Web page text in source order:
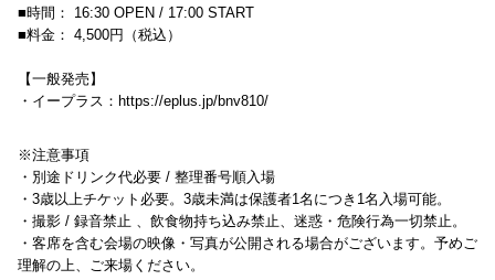
■時間： 16:30 OPEN / 17:00 START
■料金： 4,500円（税込）
【一般発売】
・イープラス：https://eplus.jp/bnv810/
※注意事項
・別途ドリンク代必要 / 整理番号順入場
・3歳以上チケット必要。3歳未満は保護者1名につき1名入場可能。
・撮影 / 録音禁止 、飲食物持ち込み禁止、迷惑・危険行為一切禁止。
・客席を含む会場の映像・写真が公開される場合がございます。予めご
理解の上、ご来場ください。